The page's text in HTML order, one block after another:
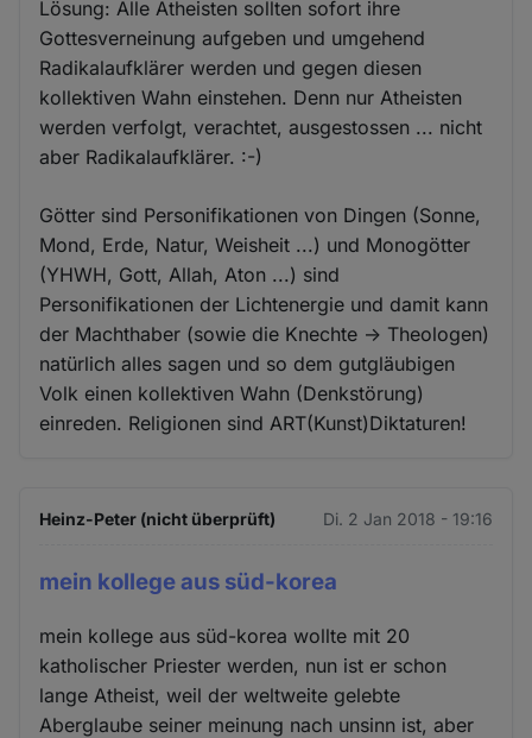
Lösung: Alle Atheisten sollten sofort ihre
Gottesverneinung aufgeben und umgehend
Radikalaufklärer werden und gegen diesen
kollektiven Wahn einstehen. Denn nur Atheisten
werden verfolgt, verachtet, ausgestossen ... nicht
aber Radikalaufklärer. :-)
Götter sind Personifikationen von Dingen (Sonne,
Mond, Erde, Natur, Weisheit ...) und Monogötter
(YHWH, Gott, Allah, Aton ...) sind
Personifikationen der Lichtenergie und damit kann
der Machthaber (sowie die Knechte -> Theologen)
natürlich alles sagen und so dem gutgläubigen
Volk einen kollektiven Wahn (Denkstörung)
einreden. Religionen sind ART(Kunst)Diktaturen!
Heinz-Peter (nicht überprüft) Di. 2 Jan 2018 - 19:16
mein kollege aus süd-korea
mein kollege aus süd-korea wollte mit 20
katholischer Priester werden, nun ist er schon
lange Atheist, weil der weltweite gelebte
Aberglaube seiner meinung nach unsinn ist, aber